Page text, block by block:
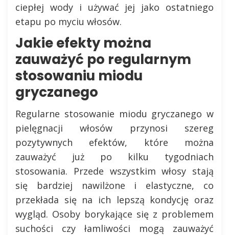
ciepłej wody i używać jej jako ostatniego
etapu po myciu włosów.
Jakie efekty można
zauważyć po regularnym
stosowaniu miodu
gryczanego
Regularne stosowanie miodu gryczanego w
pielęgnacji włosów przynosi szereg
pozytywnych efektów, które można
zauważyć już po kilku tygodniach
stosowania. Przede wszystkim włosy stają
się bardziej nawilżone i elastyczne, co
przekłada się na ich lepszą kondycję oraz
wygląd. Osoby borykające się z problemem
suchości czy łamliwości mogą zauważyć